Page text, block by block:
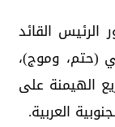
الرئيس القائد
(حتم، وموج)،
الهيمنة على
العربية.